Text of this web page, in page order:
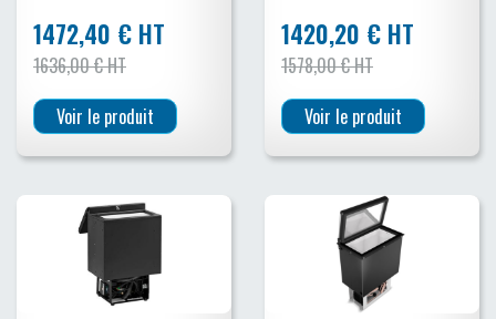
1472,40 € HT
1636,00 € HT
Voir le produit
1420,20 € HT
1578,00 € HT
Voir le produit